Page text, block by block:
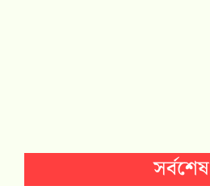
সর্বশেষ